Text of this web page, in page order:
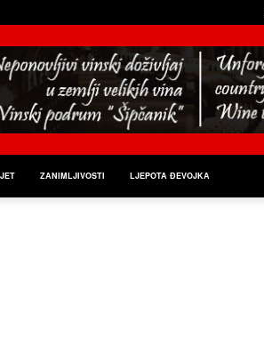
ZANIMLJIVOSTI LJEPOTA ĐEVOJKA